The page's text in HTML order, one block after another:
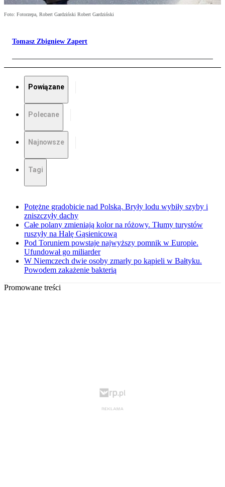
Foto: Fotorzepa, Robert Gardziński Robert Gardziński
Tomasz Zbigniew Zapert
Powiązane
Polecane
Najnowsze
Tagi
Potężne gradobicie nad Polską. Bryły lodu wybiły szyby i
zniszczyły dachy
Całe polany zmieniają kolor na różowy. Tłumy turystów
ruszyły na Halę Gąsienicową
Pod Toruniem powstaje najwyższy pomnik w Europie.
Ufundował go miliarder
W Niemczech dwie osoby zmarły po kąpieli w Bałtyku.
Powodem zakażenie bakterią
Promowane treści